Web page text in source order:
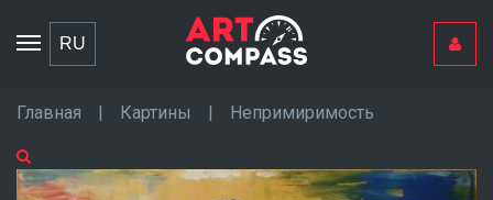
Toggle
navigation
RU
Главная | Картины | Непримиримость